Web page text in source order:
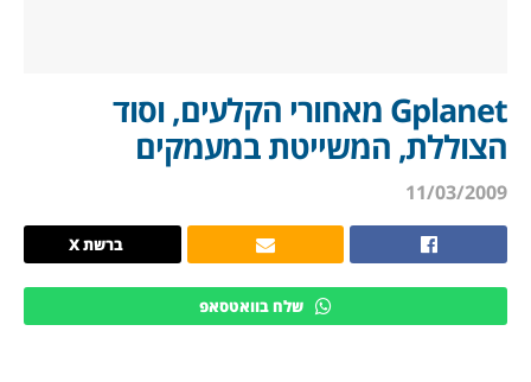
Gplanet מאחורי הקלעים, וסוד
הצוללת, המשייטת במעמקים
11/03/2009
ברשת X
שלח בוואטסאפ